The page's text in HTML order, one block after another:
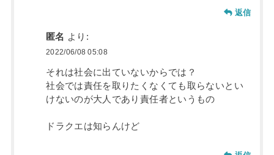
返信
匿名 より:
2022/06/08 05:08
それは社会に出ていないからでは？
社会では責任を取りたくなくても取らないとい
けないのが大人であり責任者というもの
ドラクエは知らんけど